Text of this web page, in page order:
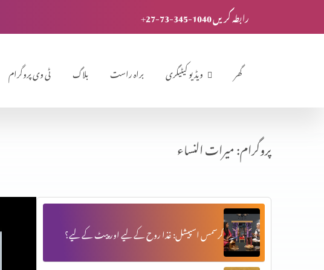
+27-73-345-1040 رابطہ کریں
ٹی وی پروگرام بلاگ براہ راست ویڈیو کیٹیگری گھر
پروگرام: میرات النساء
کرسمس اسپیشل: غذا روح کے لیے اور پیٹ کے لیے؟